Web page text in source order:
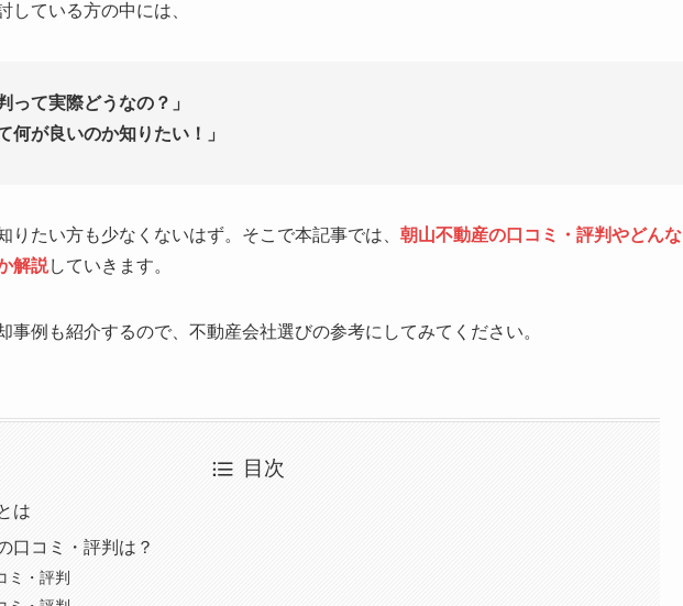
している方の中には、
って実際どうなの？」
何が良いのか知りたい！」
りたい方も少なくないはず。そこで本記事では、 朝山不動産の口コミ・評判やどんな
解説していきます。
事例も紹介するので、不動産会社選びの参考にしてみてください。
目次
は
口コミ・評判は？
ミ・評判